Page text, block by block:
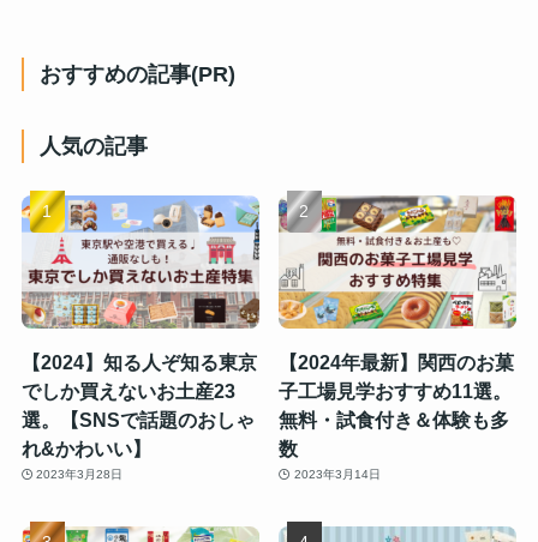
おすすめの記事(PR)
人気の記事
【2024】知る人ぞ知る東京
でしか買えないお土産23
選。【SNSで話題のおしゃ
れ&かわいい】
2023年3月28日
【2024年最新】関西のお菓
子工場見学おすすめ11選。
無料・試食付き＆体験も多
数
2023年3月14日